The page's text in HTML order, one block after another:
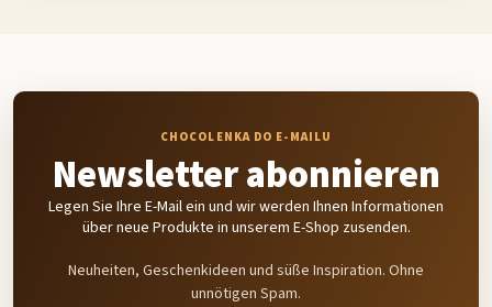
Newsletter abonnieren
Legen Sie Ihre E-Mail ein und wir werden Ihnen Informationen
über neue Produkte in unserem E-Shop zusenden.
Neuheiten, Geschenkideen und süße Inspiration. Ohne
unnötigen Spam.